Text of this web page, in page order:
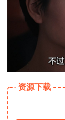
资源下载